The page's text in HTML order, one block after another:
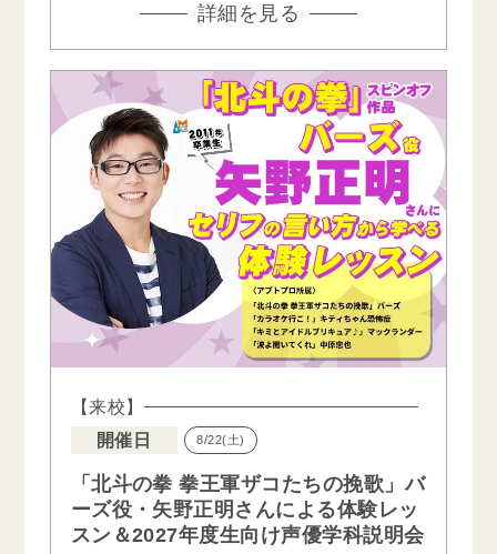
詳細を見る
【来校】
開催日
8/22(土)
「北斗の拳 拳王軍ザコたちの挽歌」バ
ーズ役・矢野正明さんによる体験レッ
スン＆2027年度生向け声優学科説明会